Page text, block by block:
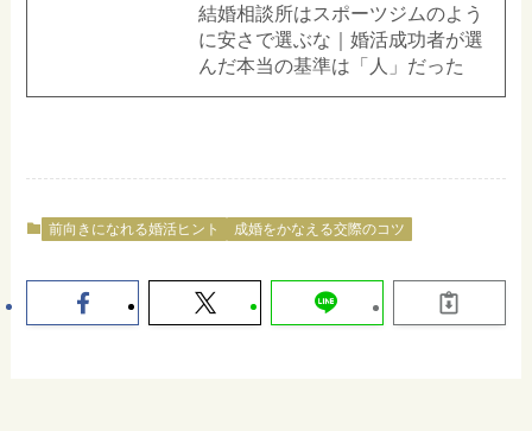
結婚相談所はスポーツジムのよう
に安さで選ぶな｜婚活成功者が選
んだ本当の基準は「人」だった
前向きになれる婚活ヒント 成婚をかなえる交際のコツ